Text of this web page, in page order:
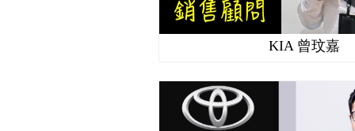
KIA 曾玟嘉